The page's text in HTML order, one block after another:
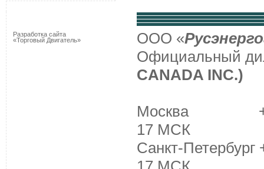
Разработка сайта
«Торговый Двигатель»
ООО «
Официальный
CANADA INC.)
Москва +7
17 МСК
Санкт-